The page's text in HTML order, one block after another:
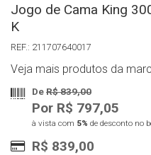
Jogo de Cama King
K
211707640017
Veja mais produtos da
DeR$ 839,00
Por R$ 797,05
à vista com 5% de desconto no
R$ 839,00